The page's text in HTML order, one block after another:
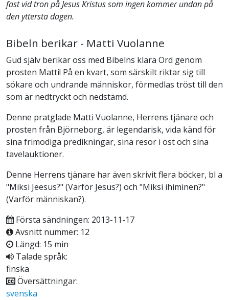
fast vid tron på Jesus Kristus som ingen kommer undan på
den yttersta dagen.
Bibeln berikar - Matti Vuolanne
Gud själv berikar oss med Bibelns klara Ord genom
prosten Matti! På en kvart, som särskilt riktar sig till
sökare och undrande människor, förmedlas tröst till den
som är nedtryckt och nedstämd.
Denne pratglade Matti Vuolanne, Herrens tjänare och
prosten från Björneborg, är legendarisk, vida känd för
sina frimodiga predikningar, sina resor i öst och sina
tavelauktioner.
Denne Herrens tjänare har även skrivit flera böcker, bl a
"Miksi Jeesus?" (Varför Jesus?) och "Miksi ihiminen?"
(Varför människan?).
Första sändningen: 2013-11-17
Avsnitt nummer: 12
Längd: 15 min
Talade språk:
finska
Översättningar:
svenska